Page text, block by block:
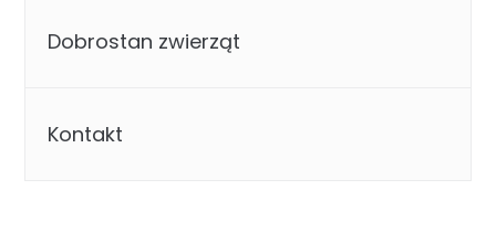
Dobrostan zwierząt
Kontakt